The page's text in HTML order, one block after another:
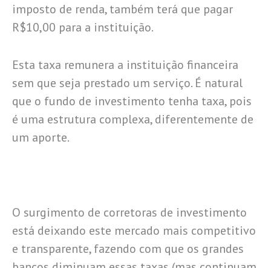
imposto de renda, também terá que pagar
R$10,00 para a instituição.
Esta taxa remunera a instituição financeira
sem que seja prestado um serviço. É natural
que o fundo de investimento tenha taxa, pois
é uma estrutura complexa, diferentemente de
um aporte.
O surgimento de corretoras de investimento
está deixando este mercado mais competitivo
e transparente, fazendo com que os grandes